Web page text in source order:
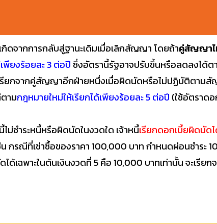
ดจากการกลับสู่ฐานะเดิมเมื่อเลิกสัญญา โดยถ้าคู่สัญญาไ
พียงร้อยละ 3 ต่อปี ซึ่งอัตรานี้รัฐอาจปรับขึ้นหรือลดลงได้ต
ยกจากคู่สัญญาอีกฝ่ายหนึ่งเมื่อผิดนัดหรือไม่ปฏิบัติตาม
ามกฎหมายใหม่ให้เรียกได้เพียงร้อยละ 5 ต่อปี(ใช้อัตราด
ชำระหนี้หรือผิดนัดในงวดใด เจ้าหนี้เรียกดอกเบี้ยผิดนัด
กรณีที่เช่าซื้อของราคา 100,000 บาท กำหนดผ่อนชำระ
ด้เฉพาะในต้นเงินงวดที่ 5 คือ 10,000 บาทเท่านั้น จะเรี